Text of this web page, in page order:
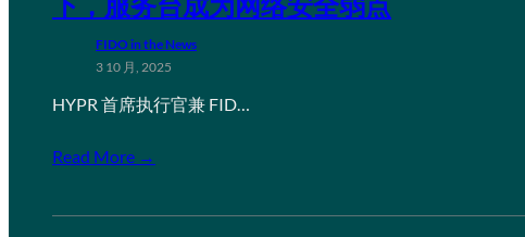
FIDO in the News
3 10 月, 2025
HYPR 首席执行官兼 FID…
Read More →